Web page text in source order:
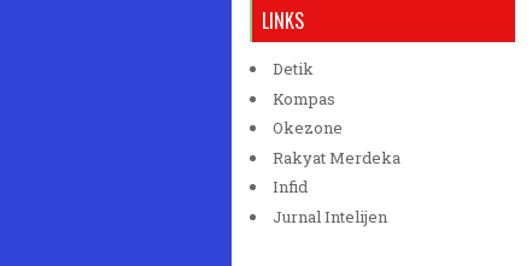
LINKS
Detik
Kompas
Okezone
Rakyat Merdeka
Infid
Jurnal Intelijen